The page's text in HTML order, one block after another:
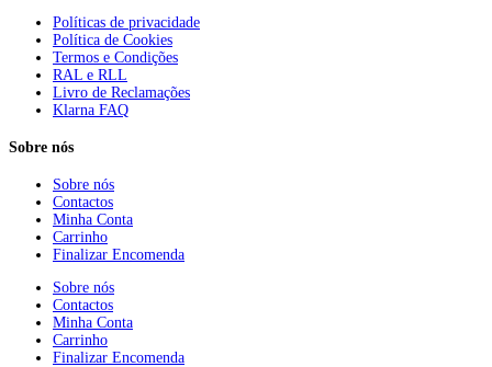
Políticas de privacidade
Política de Cookies
Termos e Condições
RAL e RLL
Livro de Reclamações
Klarna FAQ
Sobre nós
Sobre nós
Contactos
Minha Conta
Carrinho
Finalizar Encomenda
Sobre nós
Contactos
Minha Conta
Carrinho
Finalizar Encomenda